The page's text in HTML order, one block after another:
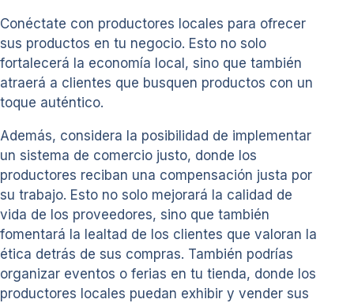
Conéctate con productores locales para ofrecer
sus productos en tu negocio. Esto no solo
fortalecerá la economía local, sino que también
atraerá a clientes que busquen productos con un
toque auténtico.
Además, considera la posibilidad de implementar
un sistema de comercio justo, donde los
productores reciban una compensación justa por
su trabajo. Esto no solo mejorará la calidad de
vida de los proveedores, sino que también
fomentará la lealtad de los clientes que valoran la
ética detrás de sus compras. También podrías
organizar eventos o ferias en tu tienda, donde los
productores locales puedan exhibir y vender sus